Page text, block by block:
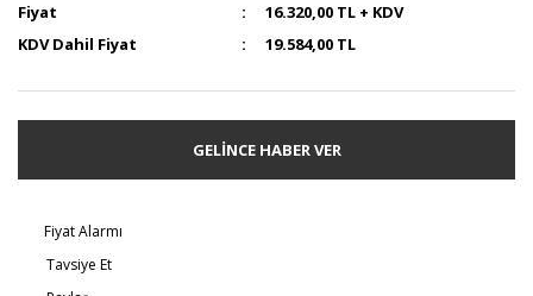
Fiyat
16.320,00 TL + KDV
KDV Dahil Fiyat
19.584,00 TL
GELİNCE HABER VER
Fiyat Alarmı
Tavsiye Et